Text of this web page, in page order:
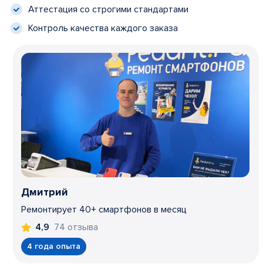
Аттестация со строгими стандартами
Контроль качества каждого заказа
Дмитрий
Ремонтирует 40+ смартфонов в месяц
4,9 74 отзыва
4 года опыта